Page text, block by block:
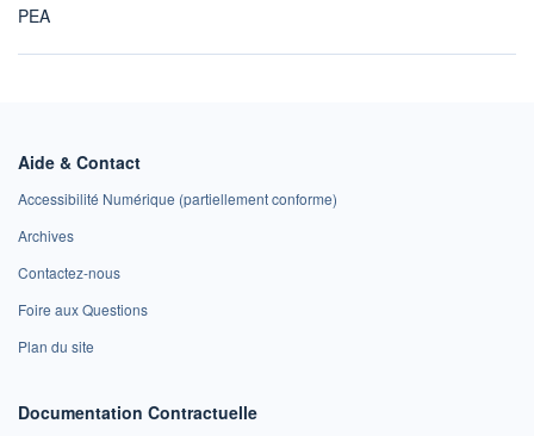
PEA
Aide & Contact
Accessibilité Numérique (partiellement conforme)
Archives
Contactez-nous
Foire aux Questions
Plan du site
Documentation Contractuelle